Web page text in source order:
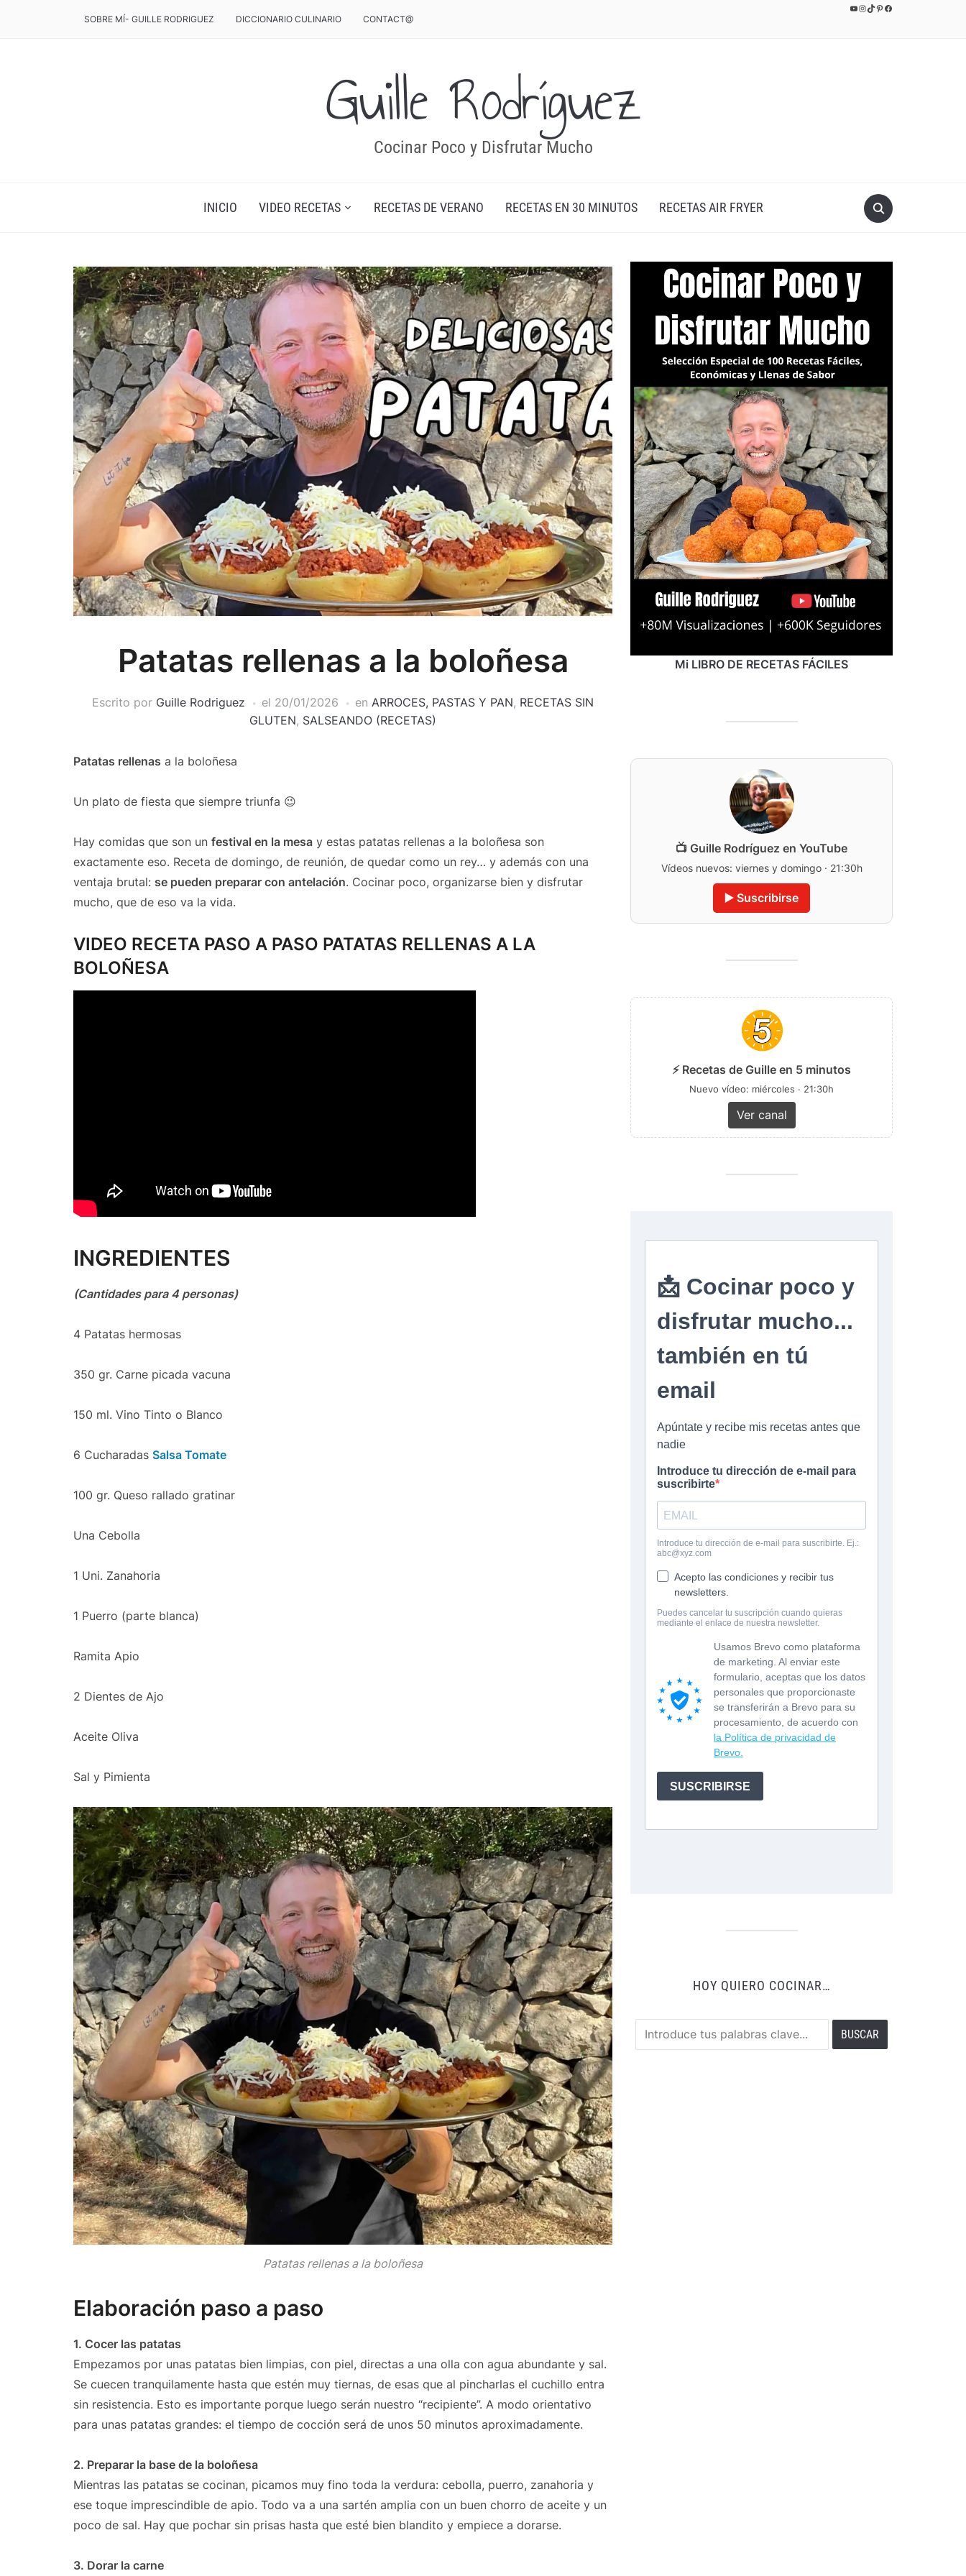
YouTube
Instagram
TikTok
Pinterest
Facebook
SOBRE MÍ- GUILLE RODRIGUEZ DICCIONARIO CULINARIO CONTACT@
Guille Rodríguez
Cocinar Poco y Disfrutar Mucho
INICIO VIDEO RECETAS RECETAS DE VERANO RECETAS EN 30 MINUTOS RECETAS AIR FRYER
Patatas rellenas a la boloñesa
Escrito por Guille Rodriguez el 20/01/2026 en ARROCES, PASTAS Y PAN, RECETAS SIN
GLUTEN, SALSEANDO (RECETAS)
Patatas rellenas a la boloñesa
Un plato de fiesta que siempre triunfa 😉
Hay comidas que son un festival en la mesa y estas patatas rellenas a la boloñesa son
exactamente eso. Receta de domingo, de reunión, de quedar como un rey… y además con una
ventaja brutal: se pueden preparar con antelación. Cocinar poco, organizarse bien y disfrutar
mucho, que de eso va la vida.
VIDEO RECETA PASO A PASO PATATAS RELLENAS A LA
BOLOÑESA
INGREDIENTES
(Cantidades para 4 personas)
4 Patatas hermosas
350 gr. Carne picada vacuna
150 ml. Vino Tinto o Blanco
6 Cucharadas Salsa Tomate
100 gr. Queso rallado gratinar
Una Cebolla
1 Uni. Zanahoria
1 Puerro (parte blanca)
Ramita Apio
2 Dientes de Ajo
Aceite Oliva
Sal y Pimienta
Patatas rellenas a la boloñesa
Elaboración paso a paso
1. Cocer las patatas
Empezamos por unas patatas bien limpias, con piel, directas a una olla con agua abundante y sal.
Se cuecen tranquilamente hasta que estén muy tiernas, de esas que al pincharlas el cuchillo entra
sin resistencia. Esto es importante porque luego serán nuestro “recipiente”. A modo orientativo
para unas patatas grandes: el tiempo de cocción será de unos 50 minutos aproximadamente.
2. Preparar la base de la boloñesa
Mientras las patatas se cocinan, picamos muy fino toda la verdura: cebolla, puerro, zanahoria y
ese toque imprescindible de apio. Todo va a una sartén amplia con un buen chorro de aceite y un
poco de sal. Hay que pochar sin prisas hasta que esté bien blandito y empiece a dorarse.
3. Dorar la carne
Mi LIBRO DE RECETAS FÁCILES
📺 Guille Rodríguez en YouTube
Vídeos nuevos: viernes y domingo · 21:30h
▶️ Suscribirse
⚡ Recetas de Guille en 5 minutos
Nuevo vídeo: miércoles · 21:30h
Ver canal
HOY QUIERO COCINAR…